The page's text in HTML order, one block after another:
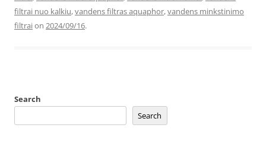
filtrai nuo kalkiu,vandens filtras aquaphor,vandens minkstinimo
filtraion 2024/09/16.
Search
Search